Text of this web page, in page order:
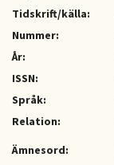
Tidskrift/källa:
Nummer:
År:
ISSN:
Språk:
Relation:
Ämnesord: